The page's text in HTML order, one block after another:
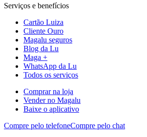
Serviços e benefícios
Cartão Luiza
Cliente Ouro
Magalu seguros
Blog da Lu
Maga +
WhatsApp da Lu
Todos os serviços
Comprar na loja
Vender no Magalu
Baixe o aplicativo
Compre pelo telefoneCompre pelo chat